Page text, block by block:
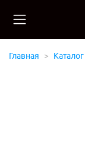
Главная Каталог